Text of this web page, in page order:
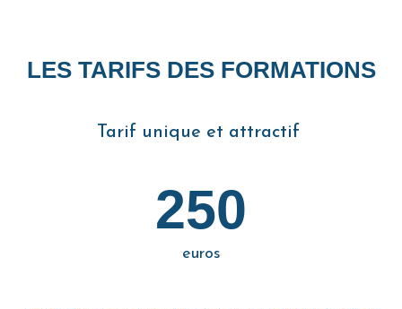
LES TARIFS DES FORMATIONS
Tarif unique et attractif
euros
250